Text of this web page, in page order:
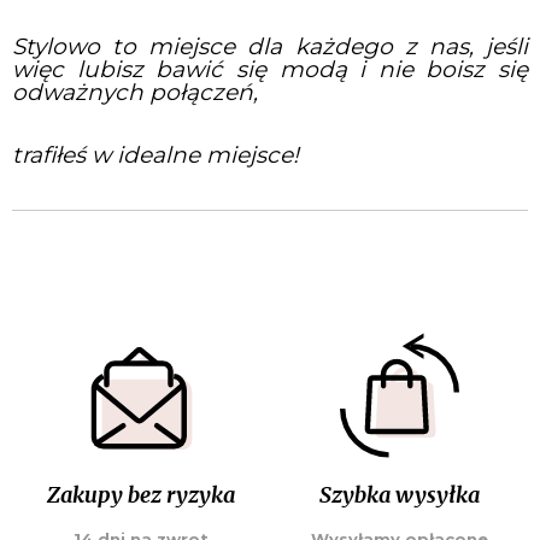
Stylowo to miejsce dla każdego z nas, jeśli
więc lubisz bawić się modą i nie boisz się
odważnych połączeń,
trafiłeś w idealne miejsce!
Zakupy bez ryzyka Szybka wysyłka